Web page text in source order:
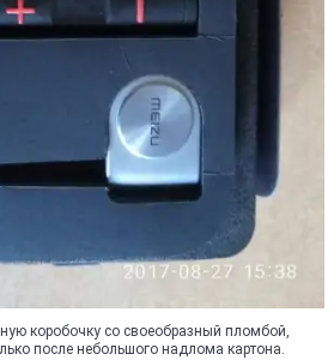
коробочку со своеобразный пломбой,
после небольшого надлома картона.